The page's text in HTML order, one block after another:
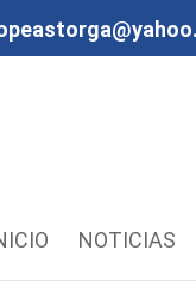
NOTICIAS